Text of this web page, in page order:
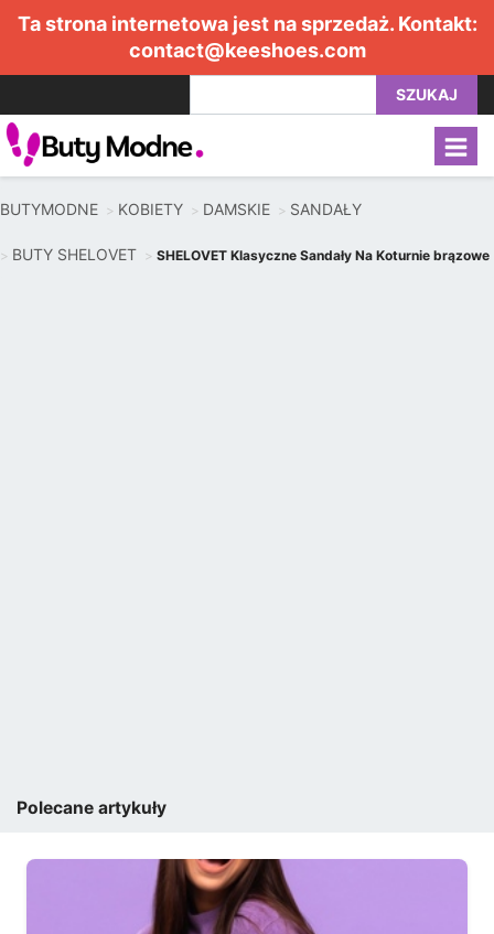
Ta strona internetowa jest na sprzedaż. Kontakt:
contact@keeshoes.com
SZUKAJ
BUTYMODNE KOBIETY DAMSKIE SANDAŁY
BUTY SHELOVET SHELOVET Klasyczne Sandały Na Koturnie brązowe
Polecane artykuły